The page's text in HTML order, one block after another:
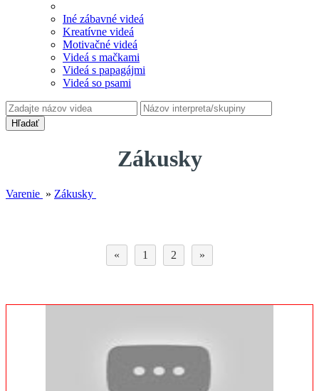
Iné zábavné videá
Kreatívne videá
Motivačné videá
Videá s mačkami
Videá s papagájmi
Videá so psami
Hľadať
Zákusky
Varenie » Zákusky
« 1 2 »